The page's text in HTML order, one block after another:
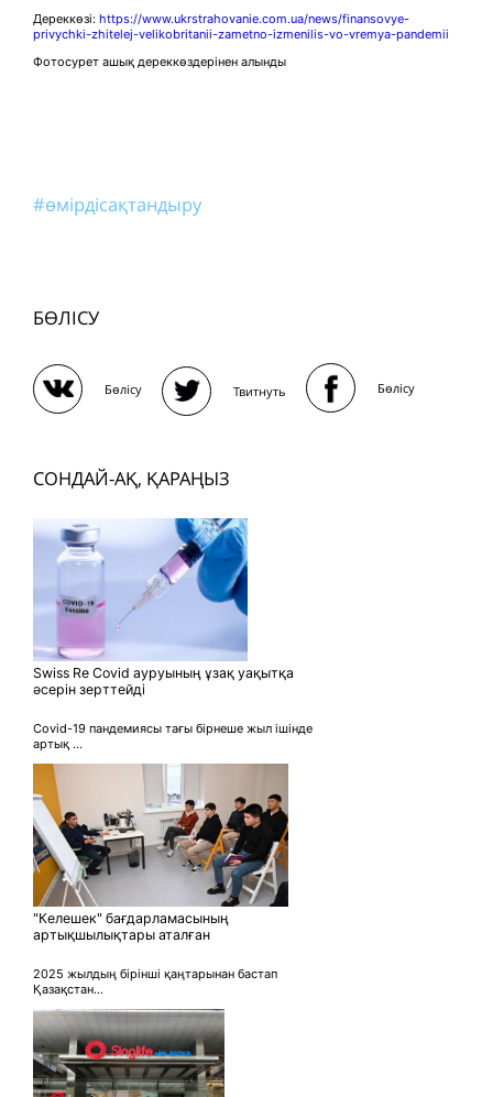
Дереккөзі: https://www.ukrstrahovanie.com.ua/news/finansovye-
privychki-zhitelej-velikobritanii-zametno-izmenilis-vo-vremya-pandemii
Фотосурет ашық дереккөздерінен алынды
#өмірдісақтандыру
БӨЛІСУ
Бөлісу Твитнуть Бөлісу
СОНДАЙ-АҚ, ҚАРАҢЫЗ
Swiss Re Covid ауруының ұзақ уақытқа
әсерін зерттейді
Covid-19 пандемиясы тағы бірнеше жыл ішінде
артық ...
"Келешек" бағдарламасының
артықшылықтары аталған
2025 жылдың бірінші қаңтарынан бастап
Қазақстан...